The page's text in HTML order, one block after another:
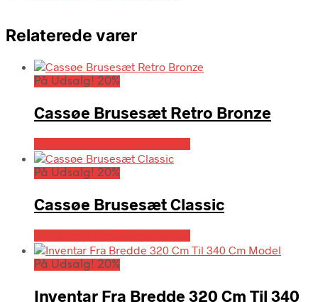
Relaterede varer
På Udsalg! 20%
Cassøe Brusesæt Retro Bronze
På Udsalg! 20%
Cassøe Brusesæt Classic
På Udsalg! 20%
Inventar Fra Bredde 320 Cm Til 340